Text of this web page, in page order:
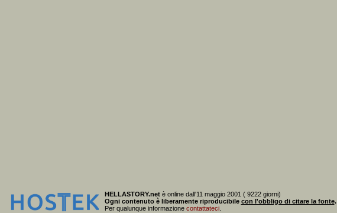
HELLASTORY.netè online dall'11 maggio 2001 ( 9222 giorni)
Ogni contenuto è liberamente riproducibile con l'obbligo di citare la fonte.
Per qualunque informazione contattateci.